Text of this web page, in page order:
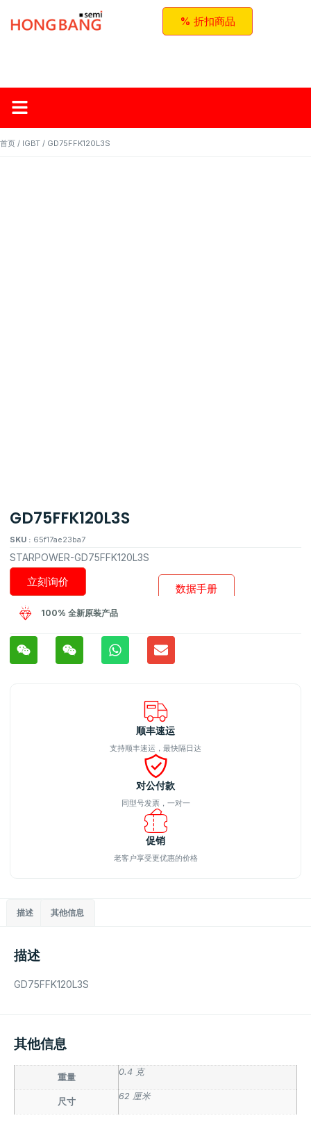
% 折扣商品
首页 / IGBT / GD75FFK120L3S
GD75FFK120L3S
SKU : 65f17ae23ba7
STARPOWER-GD75FFK120L3S
数据手册
立刻询价
100% 全新原装产品
顺丰速运
支持顺丰速运，最快隔日达
对公付款
同型号发票，一对一
促销
老客户享受更优惠的价格
描述 其他信息
描述
GD75FFK120L3S
其他信息
重量
0.4 克
尺寸
62 厘米